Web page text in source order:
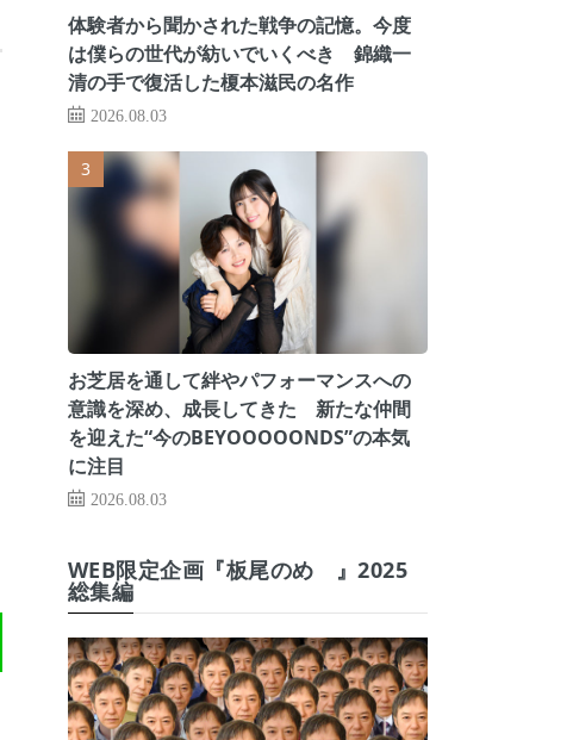
体験者から聞かされた戦争の記憶。今度
は僕らの世代が紡いでいくべき 錦織一
清の手で復活した榎本滋民の名作
2026.08.03
お芝居を通して絆やパフォーマンスへの
意識を深め、成長してきた 新たな仲間
を迎えた“今のBEYOOOOONDS”の本気
に注目
2026.08.03
WEB限定企画『板尾のめ゙』2025
総集編